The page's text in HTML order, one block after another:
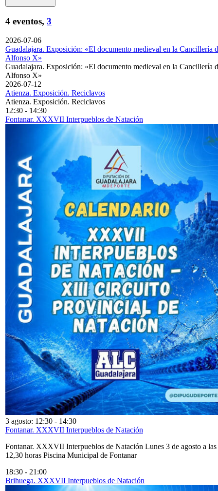
4 eventos, 3
2026-07-06
Guadalajara. Exposición: «El documento medieval en la Cancillería
Alfonso X»
Guadalajara. Exposición: «El documento medieval en la Cancillería
Alfonso X»
2026-07-12
Atienza. Exposición. Reciclavos
Atienza. Exposición. Reciclavos
12:30 - 14:30
Fontanar. XXXVII Interpueblos de Natación
3 agosto: 12:30 - 14:30
Fontanar. XXXVII Interpueblos de Natación
Fontanar. XXXVII Interpueblos de Natación Lunes 3 de agosto a las
12,30 horas Piscina Municipal de Fontanar
18:30 - 21:00
Brihuega. XXXVII Interpueblos de Natación